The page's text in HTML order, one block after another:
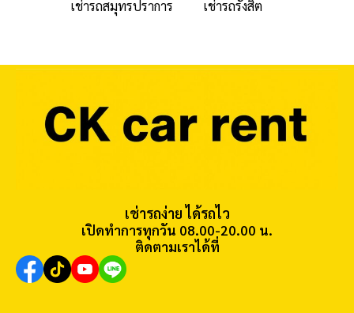
เช่ารถสมุทรปราการ เช่ารถรังสิต
เช่ารถง่าย ได้รถไว
เปิดทำการทุกวัน 08.00-20.00 น.
ติดตามเราได้ที่